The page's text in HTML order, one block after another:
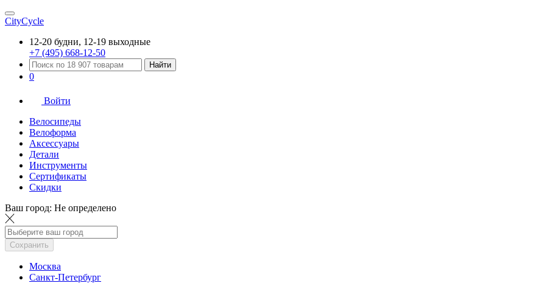
CityCycle
12-20 будни, 12-19 выходные
+7 (495) 668-12-50
Найти
0
Войти
Велосипеды
Велоформа
Аксессуары
Детали
Инструменты
Сертификаты
Скидки
Ваш город: Не определено
Сохранить
Москва
Санкт-Петербург